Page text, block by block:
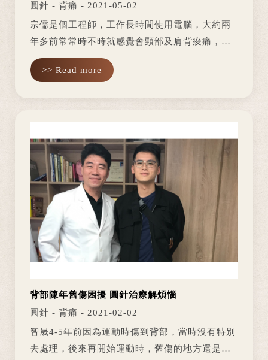
圓針 - 背痛 - 2021-05-02
宗儒是個工程師，工作長時間使用電腦，大約兩
年多前常常時不時就感覺會頸部及肩背痠痛，隨
著時間愈來愈久，疼痛卻不減反增，今年年初又
再度復發，除了平時頸部及肩背嚴重痠痛不舒
>> Read more
背部陳年舊傷困擾 圓針治療解煩惱
圓針 - 背痛 - 2021-02-02
智晟4-5年前因為運動時傷到背部，當時沒有特別
去處理，後來再開始運動時，舊傷的地方還是不